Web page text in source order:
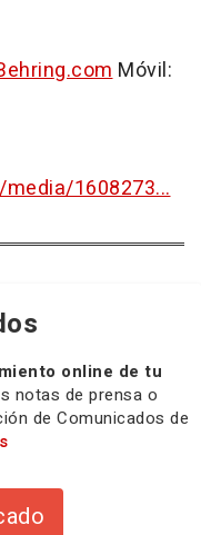
Móvil:
1608273...
online de tu
notas de prensa o
de Comunicados de